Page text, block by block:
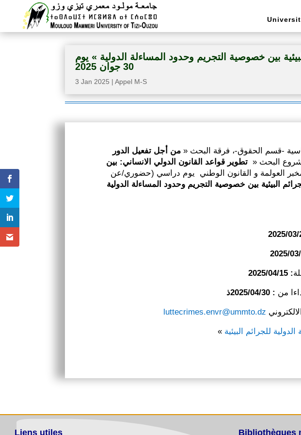
بين خصوصية التجريم وحدود المساءلة الدولية » يوم
30 جوان 2025
3 Jan 2025 |Appel M-S
-قسم الحقوق-، فرقة البحث «من أجل تفعيل الدور
البحث « تطوير قواعد القانون الدولي الانساني: بين
مخبر العولمة و القانون الوطني يوم دراسي (حضوري/عن
البيئية بين خصوصية التجريم وحدود المساءلة الدولية
2025/03/
: 2025/04/15
من : 2025/04/30ذ
luttecrimes.envr@ummto.dz
« للجرائم البيئية
Liens utiles Bibliothèques